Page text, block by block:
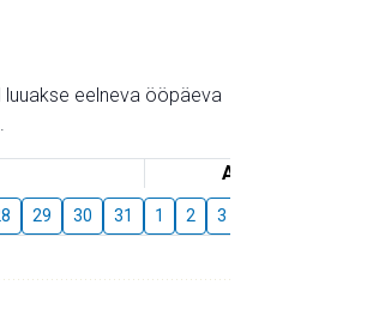
eelneva ööpäeva
August
29 30 31 1 2 3